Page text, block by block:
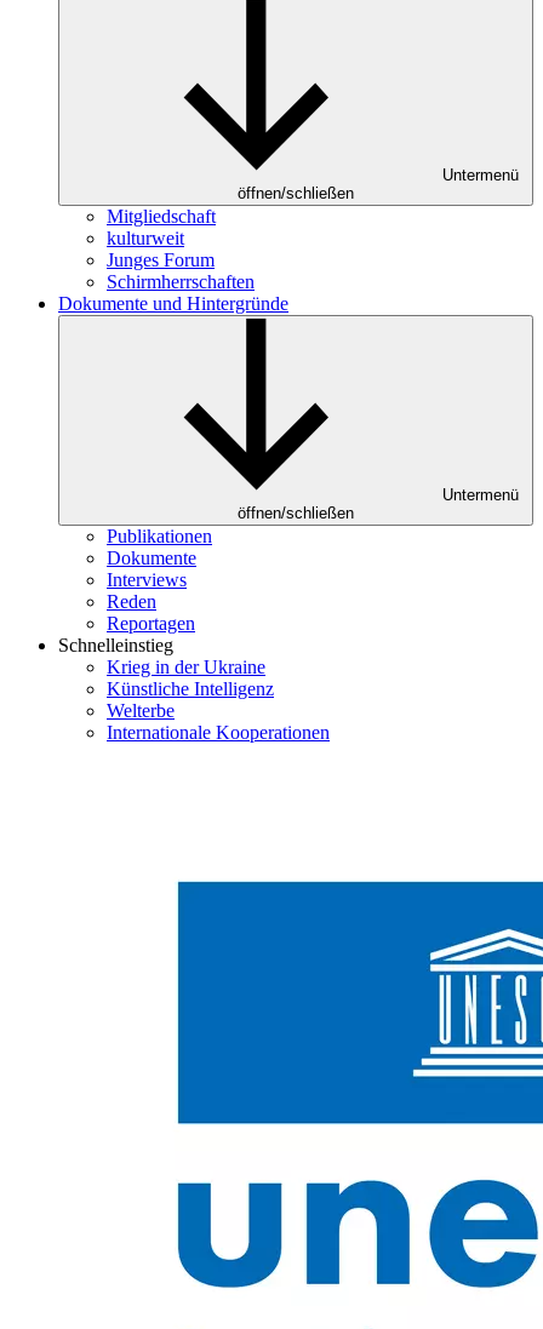
Untermenü
öffnen/schließen
Mitgliedschaft
kulturweit
Junges Forum
Schirmherrschaften
Dokumente und Hintergründe
Untermenü
öffnen/schließen
Publikationen
Dokumente
Interviews
Reden
Reportagen
Schnelleinstieg
Krieg in der Ukraine
Künstliche Intelligenz
Welterbe
Internationale Kooperationen